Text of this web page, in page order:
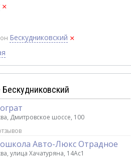
×
Бескудниковский ×
Дмитровское шоссе, 100
Авто-Люкс Отрадное
улица Хачатуряна, 14Ас1